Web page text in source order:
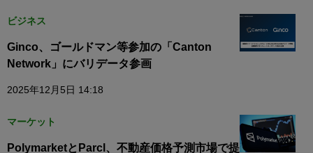
ビジネス
Ginco、ゴールドマン等参加の「Canton
Network」にバリデータ参画
2025年12月5日 14:18
マーケット
PolymarketとParcl、不動産価格予測市場で提